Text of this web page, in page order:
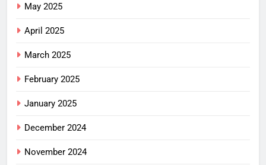
May 2025
April 2025
March 2025
February 2025
January 2025
December 2024
November 2024